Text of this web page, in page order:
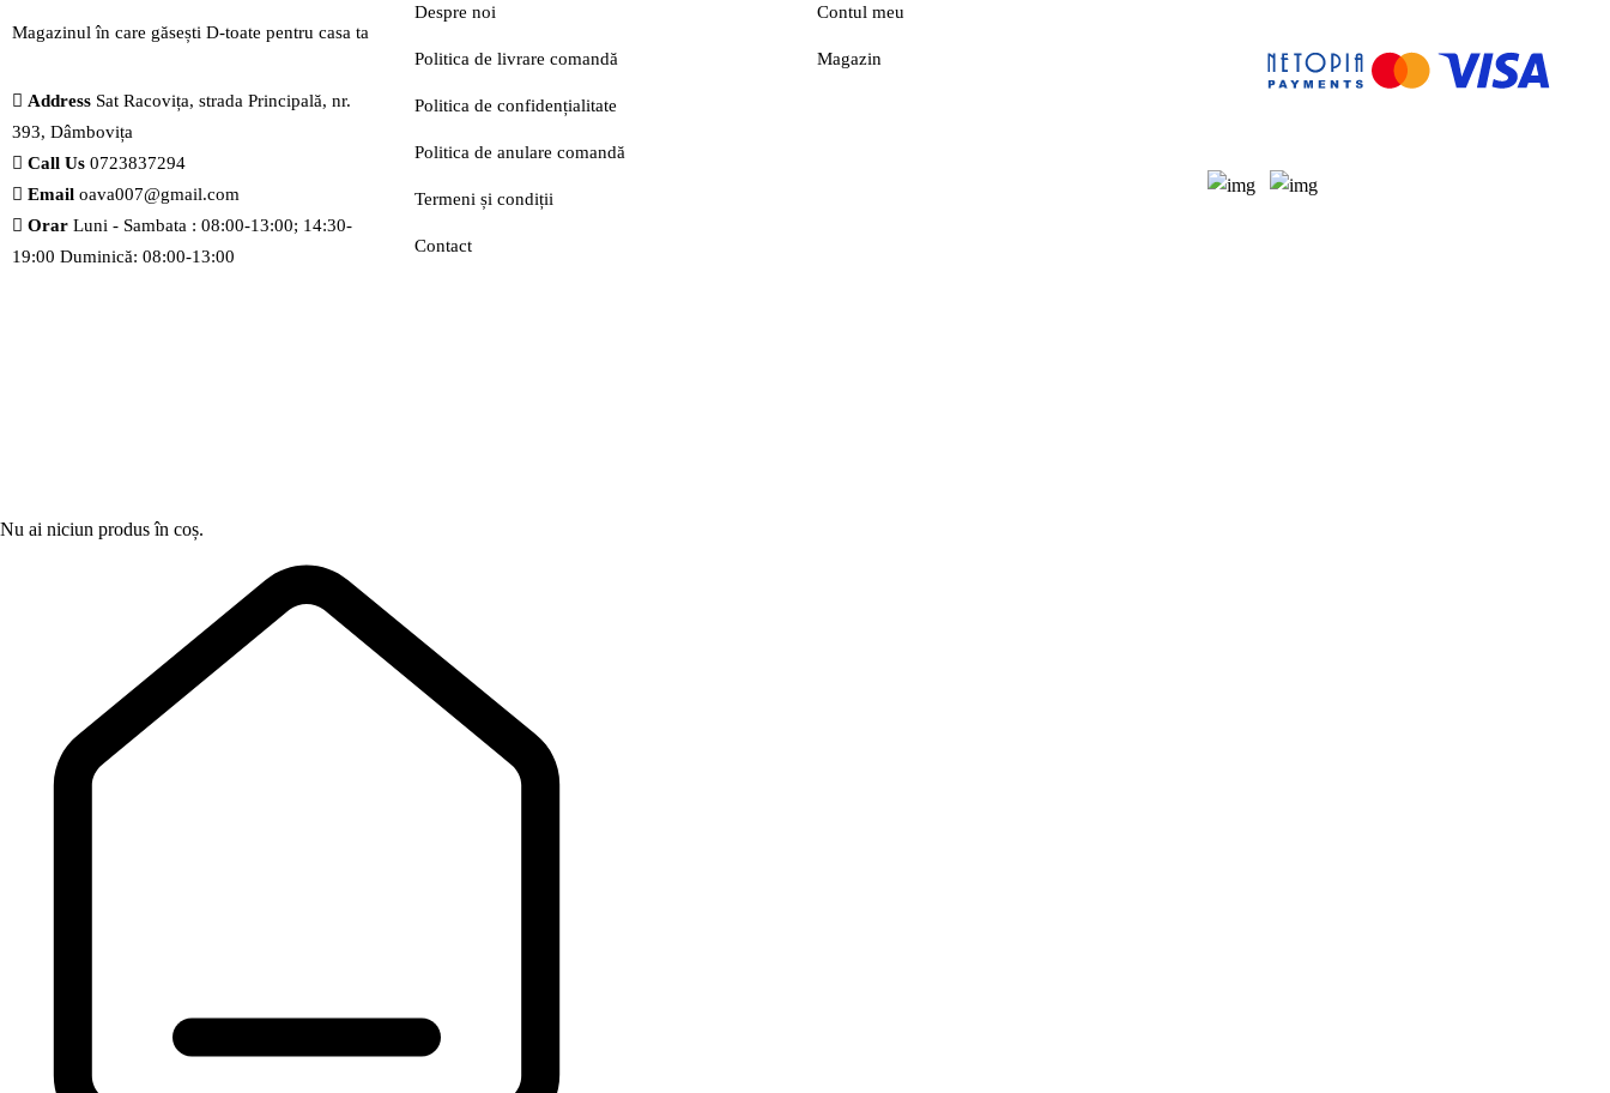
Magazinul în care găsești D-toate pentru casa ta
Address Sat Racovița, strada Principală, nr.
393, Dâmbovița
Call Us 0723837294
Email oava007@gmail.com
Orar Luni - Sambata : 08:00-13:00; 14:30-
19:00 Duminică: 08:00-13:00
Despre noi
Politica de livrare comandă
Politica de confidențialitate
Politica de anulare comandă
Termeni și condiții
Contact
Contul meu
Magazin
Nu ai niciun produs în coș.